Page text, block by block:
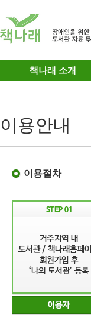
책나래 소개
이용안내
이용절차